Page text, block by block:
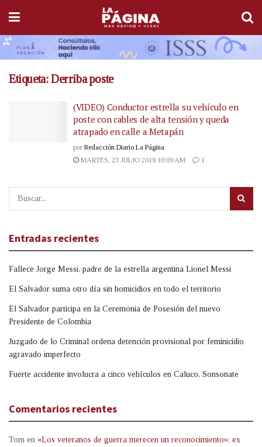
Etiqueta:Derriba poste
(VIDEO) Conductor estrella su vehículo en
poste con cables de alta tensión y queda
atrapado en calle a Metapán
por Redacción Diario La Página
MARTES, 23 JULIO 2019 10:09 AM
1
Entradas recientes
Fallece Jorge Messi, padre de la estrella argentina Lionel Messi
El Salvador suma otro día sin homicidios en todo el territorio
El Salvador participa en la Ceremonia de Posesión del nuevo
Presidente de Colombia
Juzgado de lo Criminal ordena detención provisional por feminicidio
agravado imperfecto
Fuerte accidente involucra a cinco vehículos en Caluco, Sonsonate
Comentarios recientes
Tom en «Los veteranos de guerra merecen un reconocimiento»: ex